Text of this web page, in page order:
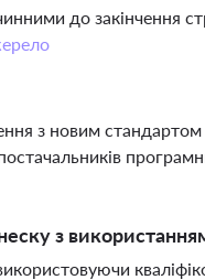
до закінчення
з новим
з